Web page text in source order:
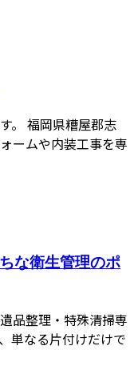
。 福岡県糟屋郡志
ームや内装工事を専
な衛生管理のポ
品整理・特殊清掃専
単なる片付けだけで